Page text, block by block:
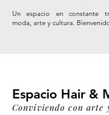
Un espacio en constante
moda, arte y cultura.
Espacio Hair &
Conviviendo con arte